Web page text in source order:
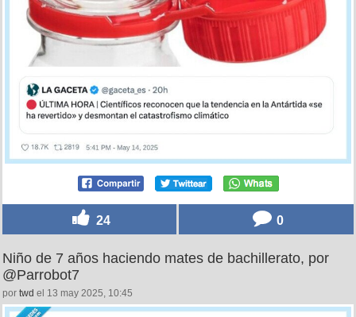
24 0
Niño de 7 años haciendo mates de bachillerato, por
@Parrobot7
por twd el 13 may 2025, 10:45